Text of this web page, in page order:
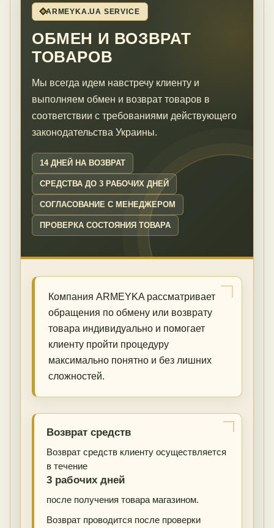
ARMEYKA.UA SERVICE
ОБМЕН И ВОЗВРАТ
ТОВАРОВ
Мы всегда идем навстречу клиенту и
выполняем обмен и возврат товаров в
соответствии с требованиями действующего
законодательства Украины.
14 ДНЕЙ НА ВОЗВРАТ
СРЕДСТВА ДО 3 РАБОЧИХ ДНЕЙ
СОГЛАСОВАНИЕ С МЕНЕДЖЕРОМ
ПРОВЕРКА СОСТОЯНИЯ ТОВАРА
Компания ARMEYKA рассматривает
обращения по обмену или возврату
товара индивидуально и помогает
клиенту пройти процедуру
максимально понятно и без лишних
сложностей.
Возврат средств
Возврат средств клиенту осуществляется
в течение
3 рабочих дней
после получения товара магазином.
Возврат проводится после проверки